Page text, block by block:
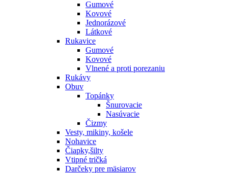
Gumové
Kovové
Jednorázové
Látkové
Rukavice
Gumové
Kovové
Vlnené a proti porezaniu
Rukávy
Obuv
Topánky
Šnurovacie
Nasúvacie
Čizmy
Vesty, mikiny, košele
Nohavice
Čiapky,šilty
Vtipné tričká
Darčeky pre mäsiarov